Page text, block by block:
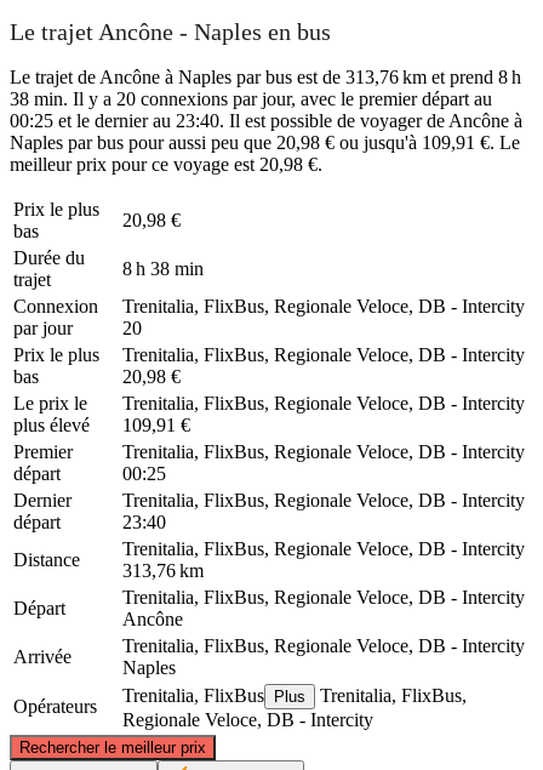
Le trajet Ancône - Naples en bus
Le trajet de Ancône à Naples par bus est de 313,76 km et prend 8 h
38 min. Il y a 20 connexions par jour, avec le premier départ au
00:25 et le dernier au 23:40. Il est possible de voyager de Ancône à
Naples par bus pour aussi peu que 20,98 € ou jusqu'à 109,91 €. Le
meilleur prix pour ce voyage est 20,98 €.
Prix ​​le plus
bas
20,98 €
Durée du
trajet
8 h 38 min
Connexion
par jour
Trenitalia, FlixBus, Regionale Veloce, DB - Intercity
20
Prix ​​le plus
bas
Trenitalia, FlixBus, Regionale Veloce, DB - Intercity
20,98 €
Le prix le
plus élevé
Trenitalia, FlixBus, Regionale Veloce, DB - Intercity
109,91 €
Premier
départ
Trenitalia, FlixBus, Regionale Veloce, DB - Intercity
00:25
Dernier
départ
Trenitalia, FlixBus, Regionale Veloce, DB - Intercity
23:40
Distance
Trenitalia, FlixBus, Regionale Veloce, DB - Intercity
313,76 km
Départ
Trenitalia, FlixBus, Regionale Veloce, DB - Intercity
Ancône
Arrivée
Trenitalia, FlixBus, Regionale Veloce, DB - Intercity
Naples
Opérateurs
Trenitalia, FlixBus Plus
Trenitalia, FlixBus,
Regionale Veloce, DB - Intercity
Rechercher le meilleur prix
©CARTO, ©OpenStreetMap